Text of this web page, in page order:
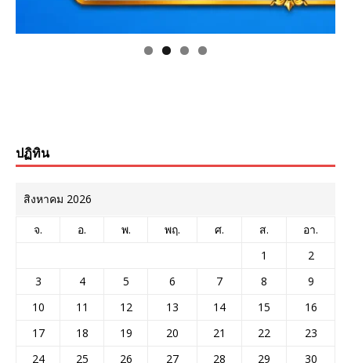
ปฏิทิน
สิงหาคม 2026
จ. อ. พ. พฤ. ศ. ส.
อา.
1
2
3
4 5 6 7 8
9
10
11 12 13 14 15
16
17
18 19 20 21 22
23
24
25 26 27 28 29
30